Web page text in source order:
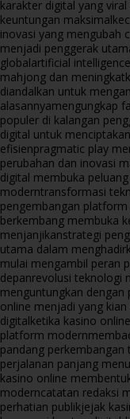
karakter digital yang
keuntungan maksimal
inovasi yang mengubah
menjadi penggerak
globalartificial
mahjong dan
diandalkan untuk
alasannyamengungkap
populer di kalangan
digital untuk
efisienpragmatic play
perubahan dan inovasi
digital membuka
moderntransformasi
pengembangan
berkembang membuka
menjanjikanstrategi
utama dalam
mulai mengambil peran
depanrevolusi teknologi
menguntungkan dengan
online menjadi yang
digitalketika kasino
platform modern
pandang perkembangan
perjalanan panjang
kasino online
moderncatatan redaksi
perhatian publikjejak